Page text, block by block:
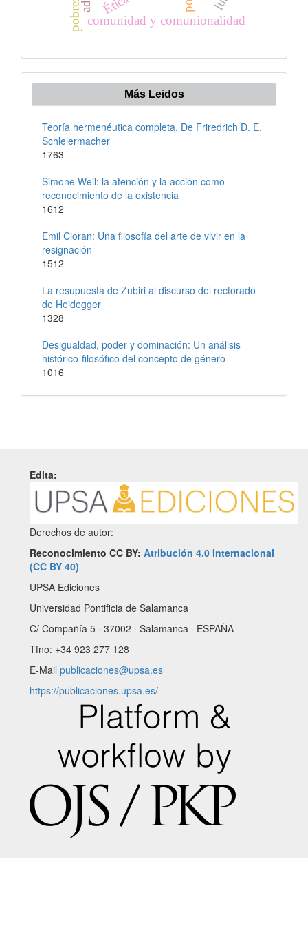
comunidad y comunionalidad
Más Leidos
Teoría hermenéutica completa, De Friredrich D. E.
Schleiermacher
1763
Simone Weil: la atención y la acción como
reconocimiento de la existencia
1612
Emil Cioran: Una filosofía del arte de vivir en la
resignación
1512
La resupuesta de Zubiri al discurso del rectorado
de Heidegger
1328
Desigualdad, poder y dominación: Un análisis
histórico-filosófico del concepto de género
1016
Edita:
Derechos de autor:
Reconocimiento CC BY: Atribución 4.0 Internacional
(CC BY 40)
UPSA Ediciones
Universidad Pontificia de Salamanca
C/ Compañía 5 · 37002 · Salamanca · ESPAÑA
Tfno: +34 923 277 128
E-Mail publicaciones@upsa.es
https://publicaciones.upsa.es/